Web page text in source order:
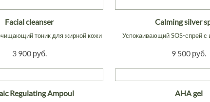
Facial cleanser
тоник для жирной кожи
3 900 руб.
Calming silver
Успокаивающий SOS-спрей с
9 500 руб.
Regulating Ampoul AHA gel